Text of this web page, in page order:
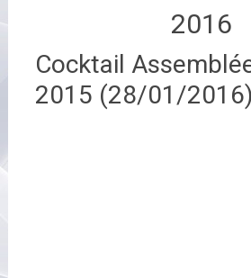
2016
Cocktail
2015 (28/01/2016)